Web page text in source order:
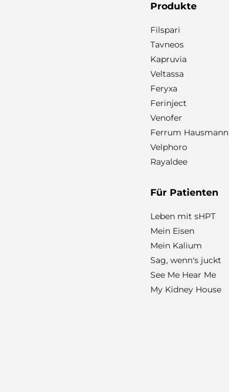
Produkte
Filspari
Tavneos
Kapruvia
Veltassa
Feryxa
Ferinject
Venofer
Ferrum Hausmann
Velphoro
Rayaldee
Für Patienten
Leben mit sHPT
Mein Eisen
Mein Kalium
Sag, wenn's juckt
See Me Hear Me
My Kidney House